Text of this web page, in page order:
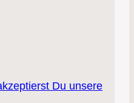
Du unsere